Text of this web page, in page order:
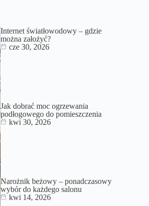
Internet światłowodowy – gdzie
można założyć?
cze 30, 2026
Jak dobrać moc ogrzewania
podłogowego do pomieszczenia
kwi 30, 2026
Narożnik beżowy – ponadczasowy
wybór do każdego salonu
kwi 14, 2026